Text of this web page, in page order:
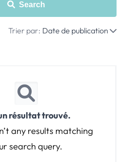
Search
Trier par: Date de publication
résultat trouvé.
any results matching
search query.